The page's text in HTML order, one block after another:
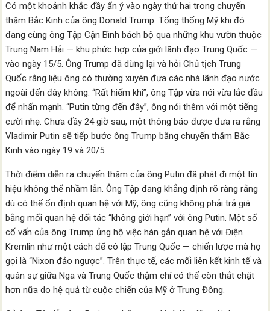
Có một khoảnh khắc đầy ẩn ý vào ngày thứ hai trong chuyến
thăm Bắc Kinh của ông Donald Trump. Tổng thống Mỹ khi đó
đang cùng ông Tập Cận Bình bách bộ qua những khu vườn thuộc
Trung Nam Hải — khu phức hợp của giới lãnh đạo Trung Quốc —
vào ngày 15/5. Ông Trump đã dừng lại và hỏi Chủ tịch Trung
Quốc rằng liệu ông có thường xuyên đưa các nhà lãnh đạo nước
ngoài đến đây không. “Rất hiếm khi”, ông Tập vừa nói vừa lắc đầu
để nhấn mạnh. “Putin từng đến đây”, ông nói thêm với một tiếng
cười nhẹ. Chưa đầy 24 giờ sau, một thông báo được đưa ra rằng
Vladimir Putin sẽ tiếp bước ông Trump bằng chuyến thăm Bắc
Kinh vào ngày 19 và 20/5.
Thời điểm diễn ra chuyến thăm của ông Putin đã phát đi một tín
hiệu không thể nhầm lẫn. Ông Tập đang khẳng định rõ ràng rằng
dù có thể ổn định quan hệ với Mỹ, ông cũng không phải trả giá
bằng mối quan hệ đối tác “không giới hạn” với ông Putin. Một số
cố vấn của ông Trump ủng hộ việc hàn gắn quan hệ với Điện
Kremlin như một cách để cô lập Trung Quốc — chiến lược mà họ
gọi là “Nixon đảo ngược”. Trên thực tế, các mối liên kết kinh tế và
quân sự giữa Nga và Trung Quốc thậm chí có thể còn thắt chặt
hơn nữa do hệ quả từ cuộc chiến của Mỹ ở Trung Đông.